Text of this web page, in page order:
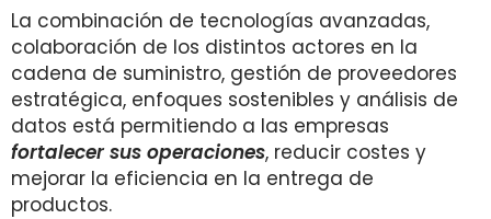
La combinación de tecnologías avanzadas,
colaboración de los distintos actores en la
cadena de suministro, gestión de proveedores
estratégica, enfoques sostenibles y análisis de
datos está permitiendo a las empresas
fortalecer sus operaciones, reducir costes y
mejorar la eficiencia en la entrega de
productos.